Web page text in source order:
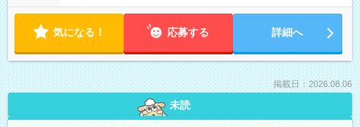
気になる！ 応募する 詳細へ
掲載日：2026.08.06
未読